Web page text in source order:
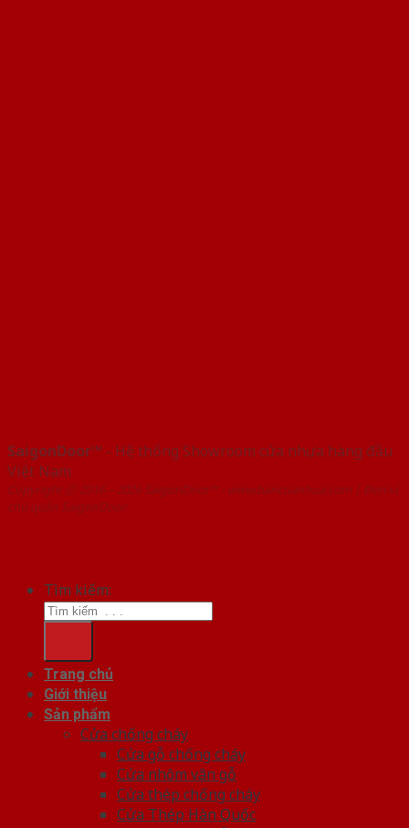
SaigonDoor™ - Hệ thống Showroom cửa nhựa hàng đầu
Việt Nam
Copyright ⓒ 2016 – 2026 SaigonDoor™ - www.bancuanhua.com | Đơn vị
chủ quản SaigonDoor
Tìm kiếm:
Trang chủ
Giới thiệu
Sản phẩm
Cửa chống cháy
Cửa gỗ chống cháy
Cửa nhôm vân gỗ
Cửa thép chống cháy
Cửa Thép Hàn Quốc